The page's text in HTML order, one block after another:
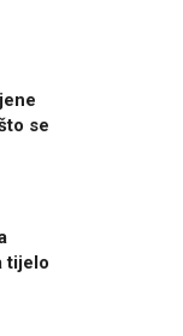
se
tijelo